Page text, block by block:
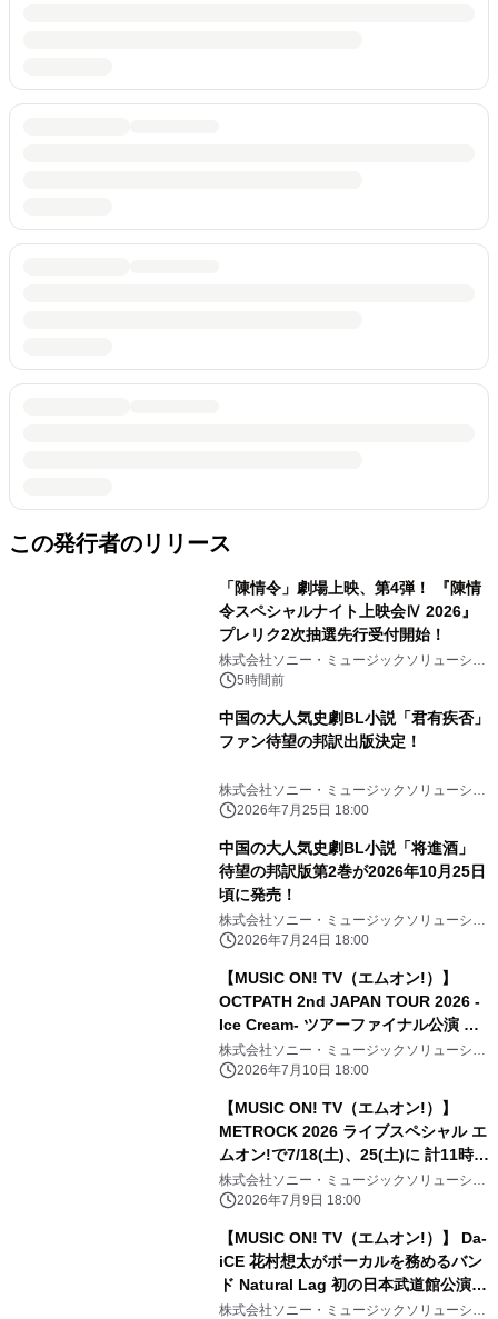
この発行者のリリース
「陳情令」劇場上映、第4弾！ 『陳情
令スペシャルナイト上映会Ⅳ 2026』
プレリク2次抽選先行受付開始！
株式会社ソニー・ミュージックソリューショ
ンズ5時間前
中国の大人気史劇BL小説「君有疾否」
ファン待望の邦訳出版決定！
株式会社ソニー・ミュージックソリューショ
ンズ2026年7月25日 18:00
中国の大人気史劇BL小説「将進酒」
待望の邦訳版第2巻が2026年10月25日
頃に発売！
株式会社ソニー・ミュージックソリューショ
ンズ2026年7月24日 18:00
【MUSIC ON! TV（エムオン!）】
OCTPATH 2nd JAPAN TOUR 2026 -
Ice Cream- ツアーファイナル公演 エ
ムオン!で7/19(日)夜6時30分～独占生
中継！ 直筆サイン入りTシャツ プレゼ
株式会社ソニー・ミュージックソリューショ
ンズ2026年7月10日 18:00
【MUSIC ON! TV（エムオン!）】
METROCK 2026 ライブスペシャル エ
ムオン!で7/18(土)、25(土)に 計11時間
にわたってテレビ独占放送！
株式会社ソニー・ミュージックソリューショ
ンズ2026年7月9日 18:00
【MUSIC ON! TV（エムオン!）】 Da-
iCE 花村想太がボーカルを務めるバン
ド Natural Lag 初の日本武道館公演へ
向けた想いに迫る！ 過去最大級ライブ
株式会社ソニー・ミュージックソリューショ